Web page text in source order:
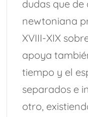
dudas que de
newtoniana
XVIII-XIX
apoya
tiempo y el
separados e
otro,